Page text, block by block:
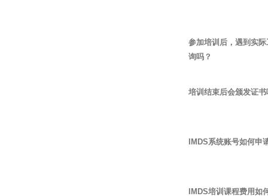
参加培训后，遇到实
询吗？
培训结束后会颁发证书
IMDS系统账号如何申
IMDS培训课程费用如